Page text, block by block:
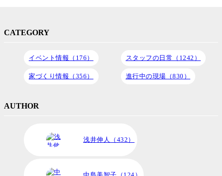
CATEGORY
イベント情報（176） スタッフの日常（1242）
家づくり情報（356） 進行中の現場（830）
AUTHOR
浅井伸人（432）